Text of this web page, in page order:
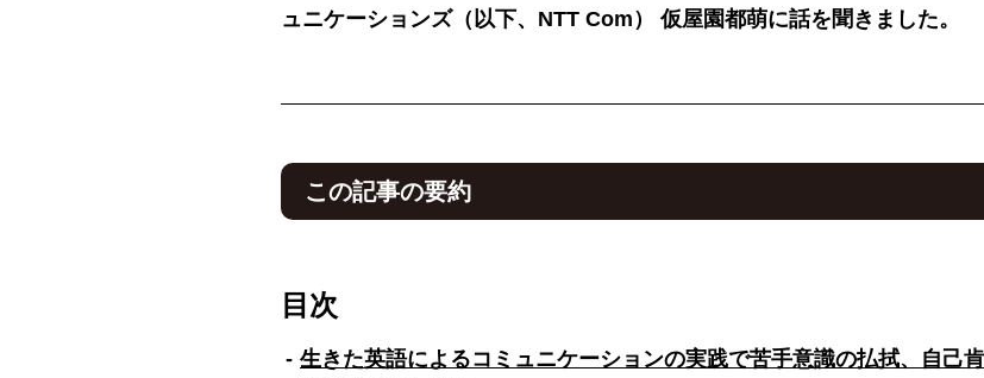
ュニケーションズ（以下、NTT Com） 仮屋園都萌に話を聞きました。
この記事の要約
「国際都市おおた」の実現に向け、グローバル人材の育成を目的としています。NTTコノキ
もたちは生きた英語でのコミュニケーションを体験します。
目次
生きた英語によるコミュニケーションの実践で苦手意識の払拭、自己